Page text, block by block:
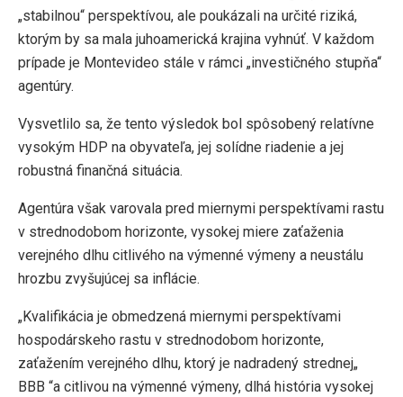
„stabilnou“ perspektívou, ale poukázali na určité riziká,
ktorým by sa mala juhoamerická krajina vyhnúť. V každom
prípade je Montevideo stále v rámci „investičného stupňa“
agentúry.
Vysvetlilo sa, že tento výsledok bol spôsobený relatívne
vysokým HDP na obyvateľa, jej solídne riadenie a jej
robustná finančná situácia.
Agentúra však varovala pred miernymi perspektívami rastu
v strednodobom horizonte, vysokej miere zaťaženia
verejného dlhu citlivého na výmenné výmeny a neustálu
hrozbu zvyšujúcej sa inflácie.
„Kvalifikácia je obmedzená miernymi perspektívami
hospodárskeho rastu v strednodobom horizonte,
zaťažením verejného dlhu, ktorý je nadradený strednej„
BBB “a citlivou na výmenné výmeny, dlhá história vysokej